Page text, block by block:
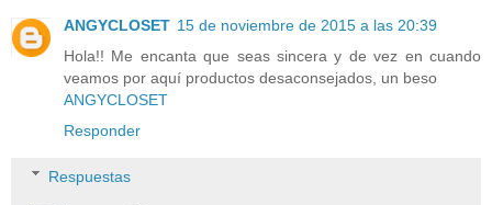
ANGYCLOSET 15 de noviembre de 2015 a las 20:39
Hola!! Me encanta que seas sincera y de vez en cuando
veamos por aquí productos desaconsejados, un beso
ANGYCLOSET
Responder
Respuestas